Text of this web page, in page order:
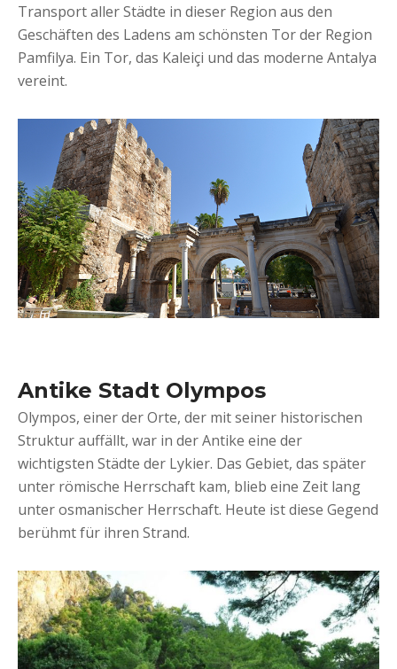
Transport aller Städte in dieser Region aus den
Geschäften des Ladens am schönsten Tor der Region
Pamfilya. Ein Tor, das Kaleiçi und das moderne Antalya
vereint.
Antike Stadt Olympos
Olympos, einer der Orte, der mit seiner historischen
Struktur auffällt, war in der Antike eine der
wichtigsten Städte der Lykier. Das Gebiet, das später
unter römische Herrschaft kam, blieb eine Zeit lang
unter osmanischer Herrschaft. Heute ist diese Gegend
berühmt für ihren Strand.